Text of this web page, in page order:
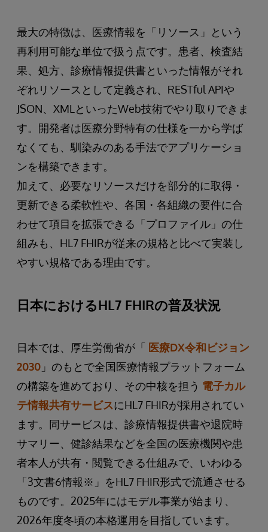
最大の特徴は、医療情報を「リソース」という
再利用可能な単位で扱う点です。患者、検査結
果、処方、診療情報提供書といった情報がそれ
ぞれリソースとして定義され、RESTful APIや
JSON、XMLといったWeb技術でやり取りできま
す。開発者は医療分野特有の仕様を一から学ば
なくても、馴染みのある手法でアプリケーショ
ンを構築できます。
加えて、必要なリソースだけを部分的に取得・
更新できる柔軟性や、各国・各組織の要件に合
わせて項目を拡張できる「プロファイル」の仕
組みも、HL7 FHIRが従来の規格と比べて実装し
やすい規格である理由です。
日本におけるHL7 FHIRの普及状況
日本では、厚生労働省が「 医療DX令和ビジョン
2030 」のもとで全国医療情報プラットフォーム
の構築を進めており、その中核を担う 電子カル
テ情報共有サービスにHL7 FHIRが採用されてい
ます。同サービスは、診療情報提供書や退院時
サマリー、健診結果などを全国の医療機関や患
者本人が共有・閲覧できる仕組みで、いわゆる
「3文書6情報※」をHL7 FHIR形式で流通させる
ものです。2025年にはモデル事業が始まり、
2026年度冬頃の本格運用を目指しています。